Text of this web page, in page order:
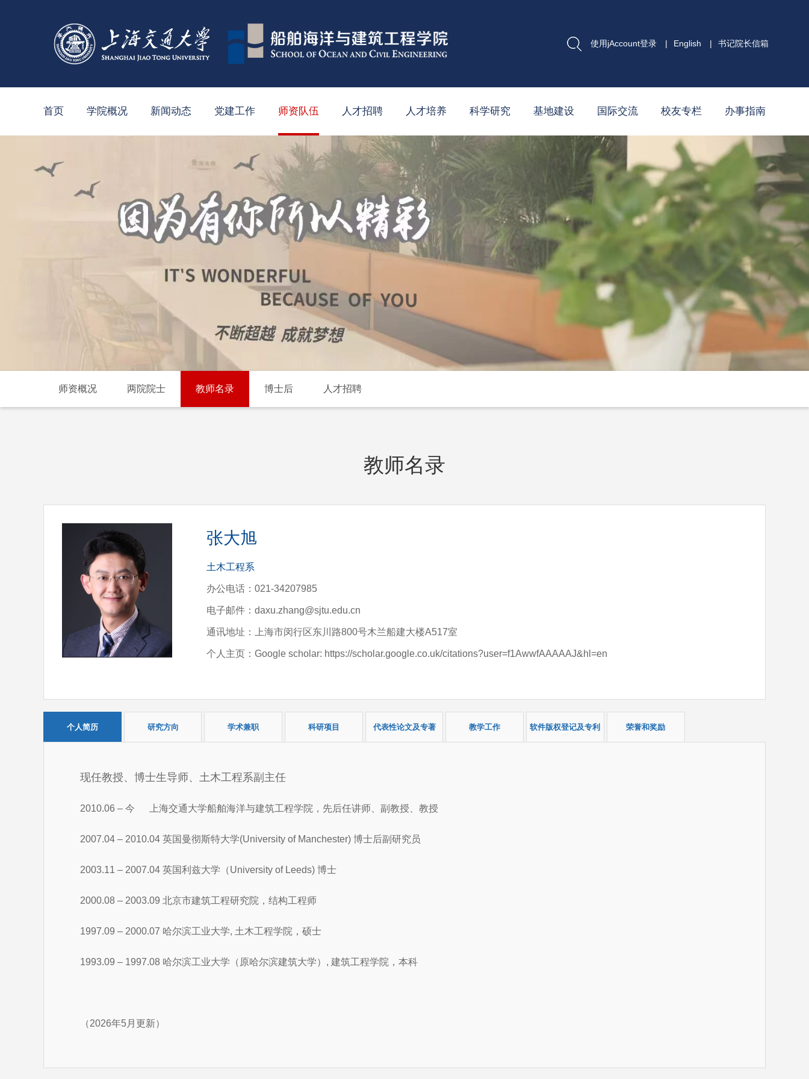
使用jAccount登录 | English | 书记院长信箱
首页 学院概况 新闻动态 党建工作 师资队伍 人才招聘 人才培养 科学研究 基地建设 国际交流 校友专栏 办事指南
师资概况 两院院士 教师名录 博士后 人才招聘
教师名录
张大旭
土木工程系
办公电话：021-34207985
电子邮件：daxu.zhang@sjtu.edu.cn
通讯地址：上海市闵行区东川路800号木兰船建大楼A517室
个人主页：Google scholar: https://scholar.google.co.uk/citations?user=f1AwwfAAAAAJ&hl=en
个人简历 研究方向 学术兼职 科研项目 代表性论文及专著 教学工作 软件版权登记及专利 荣誉和奖励
现任教授、博士生导师、土木工程系副主任
2010.06 – 今 上海交通大学船舶海洋与建筑工程学院，先后任讲师、副教授、教授
2007.04 – 2010.04 英国曼彻斯特大学(University of Manchester) 博士后副研究员
2003.11 – 2007.04 英国利兹大学（University of Leeds) 博士
2000.08 – 2003.09 北京市建筑工程研究院，结构工程师
1997.09 – 2000.07 哈尔滨工业大学, 土木工程学院，硕士
1993.09 – 1997.08 哈尔滨工业大学（原哈尔滨建筑大学）, 建筑工程学院，本科
（2026年5月更新）